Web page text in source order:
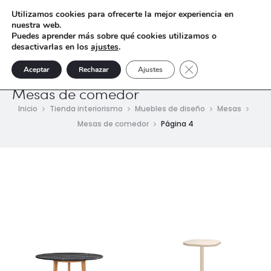
Mesas de comedor
Inicio Tienda interiorismo Muebles de diseño
Mesas
Mesas de comedor
Página 4
Utilizamos cookies para ofrecerte la mejor experiencia en
nuestra web.
Puedes aprender más sobre qué cookies utilizamos o
desactivarlas en los ajustes.
Aceptar Rechazar Ajustes Cerrar el banner de